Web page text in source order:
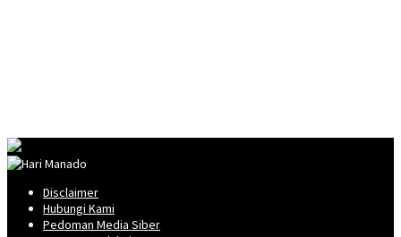
Disclaimer
Hubungi Kami
Pedoman Media Siber